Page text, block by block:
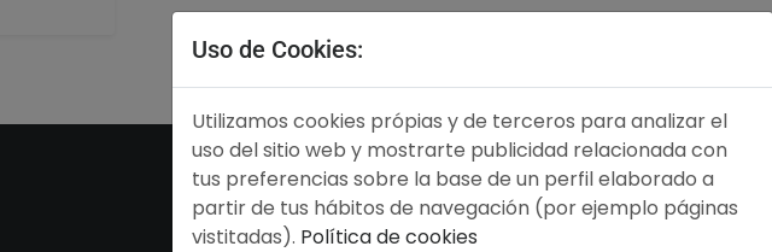
Uso de Cookies:
Utilizamos cookies própias y de terceros para analizar el
uso del sitio web y mostrarte publicidad relacionada con
tus preferencias sobre la base de un perfil elaborado a
partir de tus hábitos de navegación (por ejemplo páginas
vistitadas). Política de cookies